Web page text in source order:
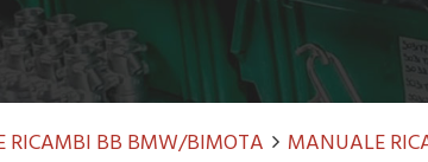
RICAMBI BB BMW/BIMOTA MANUALE